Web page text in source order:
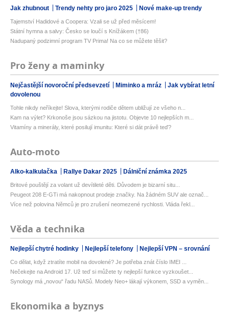
Jak zhubnout Trendy nehty pro jaro 2025 Nové make-up trendy
Tajemství Hadidové a Coopera: Vzali se už před měsícem!
Státní hymna a salvy: Česko se loučí s Knížákem (†86)
Nadupaný podzimní program TV Prima! Na co se můžete těšit?
Pro ženy a maminky
Nejčastější novoroční předsevzetí Miminko a mráz
Jak vybírat letní
dovolenou
Tohle nikdy neříkejte! Slova, kterými rodiče dětem ubližují ze všeho n...
Kam na výlet? Krkonoše jsou sázkou na jistotu. Objevte 10 nejlepších m...
Vitamíny a minerály, které posilují imunitu: Které si dát právě teď?
Auto-moto
Alko-kalkulačka Rallye Dakar 2025 Dálniční známka 2025
Britové pouštějí za volant už devítileté děti. Důvodem je bizarní situ...
Peugeot 208 E-GTi má nakopnout prodeje značky. Na žádném SUV ale označ...
Více než polovina Němců je pro zrušení neomezené rychlosti. Vláda řekl...
Věda a technika
Nejlepší chytré hodinky Nejlepší telefony Nejlepší VPN – srovnání
Co dělat, když ztratíte mobil na dovolené? Je potřeba znát číslo IMEI ...
Nečekejte na Android 17. Už teď si můžete ty nejlepší funkce vyzkoušet...
Synology má „novou“ řadu NASů. Modely Neo+ lákají výkonem, SSD a vyměn...
Ekonomika a byznys